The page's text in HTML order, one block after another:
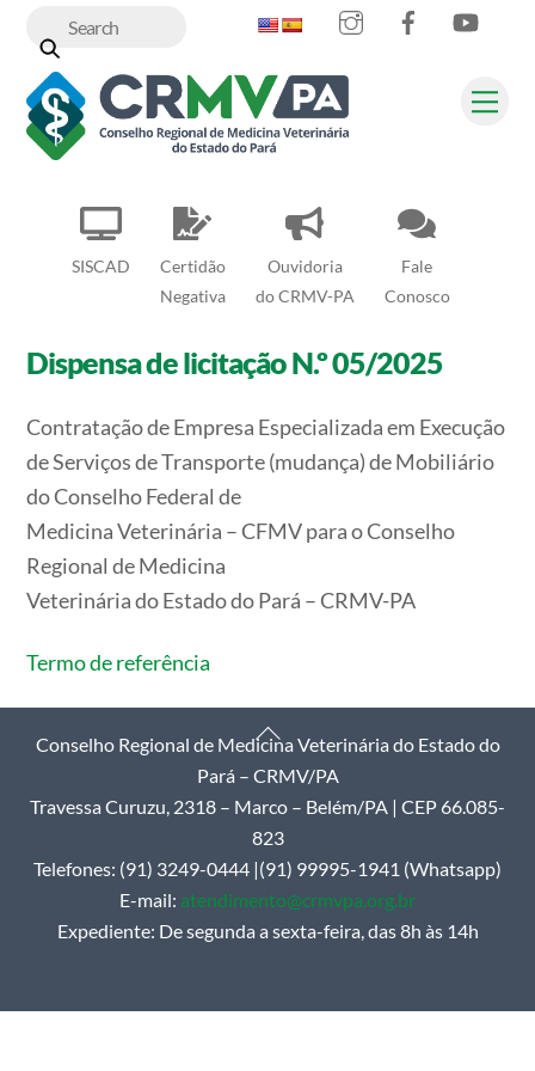
content
SISCAD
Certidão
Negativa
Ouvidoria
do CRMV-PA
Fale
Conosco
InstagramFacebook
Dispensa de licitação N.º 05/2025
Contratação de Empresa Especializada em Execução
de Serviços de Transporte (mudança) de Mobiliário
do Conselho Federal de
Medicina Veterinária – CFMV para o Conselho
Regional de Medicina
Veterinária do Estado do Pará – CRMV-PA
Termo de referência
Back
To
Top
Conselho Regional de Medicina Veterinária do Estado do
Pará – CRMV/PA
Travessa Curuzu, 2318 – Marco – Belém/PA | CEP 66.085-
823
Telefones: (91) 3249-0444 |(91) 99995-1941 (Whatsapp)
E-mail: atendimento@crmvpa.org.br
Expediente: De segunda a sexta-feira, das 8h às 14h